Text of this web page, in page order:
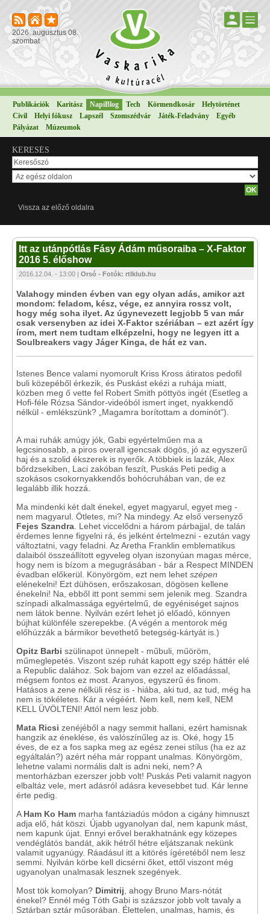
2026. augusztus 08.
szombat
Publikációk Karitász NapiBlog Tech Körmendkosár
Helytörténet
Civil
Helyi fókusz Lapszél Szomszédvár Játék-Feladvány
Egyéb
Pályázat
Múzeumok
KERESÉS
Vissza az előző oldalra
Itt az utánpótlás Fásy Ádám műsoraiba – X-Faktor
2016 5. élőshow
2016.12.04. - 13:00 | Orsó - Fotók: rtlklub.hu
Valahogy minden évben van egy olyan adás, amikor azt
mondom: feladom, kész, vége, ez annyira rossz volt,
hogy még soha ilyet. Az úgynevezett legjobb 5 van már
csak versenyben az idei X-Faktor szériában – ezt azért így
írom, mert nem tudtam elképzelni, hogy ne legyen itt a
Soulbreakers vagy Jáger Kinga, de hát ez van.
Istenes Bence valami nyomorult Kriss Kross átiratos pedofil
buli közepéből érkezik, és Puskást ekézi a ruhája miatt,
közben meg ő vette fel Robert Smith pöttyös ingét (Esetleg a
Hofi-féle Rózsa Sándor-videóból ismert inget, nyakkendő
nélkül - emlékszünk? „Magamra borítottam a dominót").
A mai ruhák amúgy jók, Gabi egyértelműen ma a
legcsinosabb, a piros overall igencsak dögös, jó az egyszerű
haj és a szolid ékszerek is nyerők. A többiek is lazák, Alex
bőrdzsekiben, Laci zakóban feszít, Puskás Peti pedig a
szokásos csokornyakkendős bohócruhában van, de ez
legalább illik hozzá.
Ma mindenki két dalt énekel, egyet magyarul, egyet meg -
nem magyarul. Ötletes, mi? Na mindegy. Az első versenyző
Fejes Szandra . Lehet viccelődni a három párbajjal, de talán
érdemes lenne figyelni rá, és jelként értelmezni - ezután vagy
változtatni, vagy feladni. Az Aretha Franklin emblematikus
dalaiból összeállított egyveleg olyan iszonyúan magas mérce,
hogy nem is bízom a megugrásában - bár a Respect MINDEN
évadban előkerül. Könyörgöm, ezt nem lehet szépen
elénekelni! Ezt dühösen, erőszakosan, dögösen kellene
énekelni! Na, ebből itt pont semmi sem jelenik meg. Szandra
színpadi alkalmassága egyértelmű, de egyéniséget sajnos
nem látok benne. Nyilván ezért lehet jó előadó, könnyen
bújhat különféle szerepekbe. (A végén a mentorok még
előhúzzák a bármikor bevethető betegség-kártyát is.)
Opitz Barbi szülinapot ünnepelt - műbuli, műöröm,
műmeglepetés. Viszont szép ruhát kapott egy szép háttér elé
a Republic dalához. Sok bajom van ezzel az előadással,
mégsem fontos ez most. Aranyos, egyszerű és finom.
Hatásos a zene nélküli rész is - hiába, aki tud, az tud, még ha
nem is tökéletes. Kár a végéért. Nem kell, nem kell, NEM
KELL ÜVÖLTENI! Attól nem lesz jobb.
Mata Ricsi zenéjéből a nagy semmit hallani, ezért hamisnak
hangzik az éneklése, és valószínűleg az is. Oké, hogy 15
éves, de ez a fos sapka meg az egész zenei stílus (ha ez az
egyáltalán?) azért néha már roppant unalmas. Könyörgöm,
lehetne valami normális dalt is adni neki, nem? A
mentorházban ezerszer jobb volt! Puskás Peti valamit nagyon
elbaltáz vele, mert adásról adásra kevesebbet tud. Kár lenne
érte pedig.
A Ham Ko Ham marha fantáziadús módon a cigány himnuszt
adja elő, hát köszi. Újabb ugyanolyan dal, nem kapunk mást,
nem kapunk újat. Ennyi erővel berakhatnánk egy közepes
vendéglátós bandát, akik hétről hétre eljátszanak nekünk
valamit ugyanúgy. Ráadásul itt a kitörés ígéretéből nem lesz
semmi. Nyilván körbe kell dicsérni őket, ettől viszont még
ugyanolyan unalmasak lesznek szegények.
Most tök komolyan? Dimitrij , ahogy Bruno Mars-nótát
énekel? Ennél még Tóth Gabi is százszor jobb volt tavaly a
Sztárban sztár műsorában. Élettelen, unalmas, hamis, és